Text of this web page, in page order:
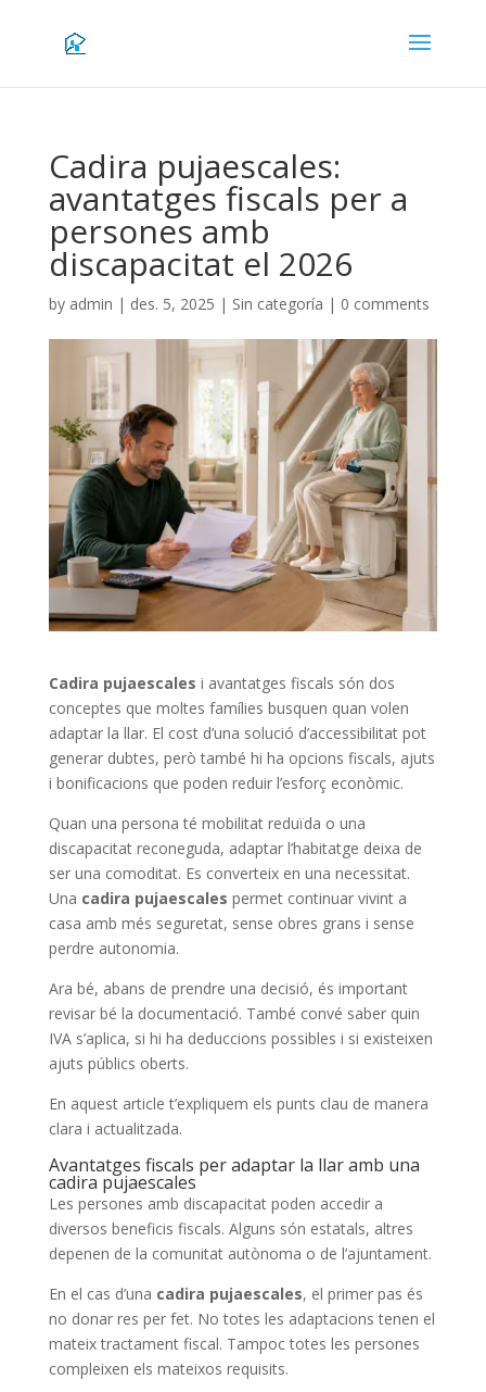
Cadira pujaescales:
avantatges fiscals per a
persones amb
discapacitat el 2026
by admin | des. 5, 2025 | Sin categoría | 0 comments
Cadira pujaescales i avantatges fiscals són dos
conceptes que moltes famílies busquen quan volen
adaptar la llar. El cost d’una solució d’accessibilitat pot
generar dubtes, però també hi ha opcions fiscals, ajuts
i bonificacions que poden reduir l’esforç econòmic.
Quan una persona té mobilitat reduïda o una
discapacitat reconeguda, adaptar l’habitatge deixa de
ser una comoditat. Es converteix en una necessitat.
Una cadira pujaescales permet continuar vivint a
casa amb més seguretat, sense obres grans i sense
perdre autonomia.
Ara bé, abans de prendre una decisió, és important
revisar bé la documentació. També convé saber quin
IVA s’aplica, si hi ha deduccions possibles i si existeixen
ajuts públics oberts.
En aquest article t’expliquem els punts clau de manera
clara i actualitzada.
Avantatges fiscals per adaptar la llar amb una
cadira pujaescales
Les persones amb discapacitat poden accedir a
diversos beneficis fiscals. Alguns són estatals, altres
depenen de la comunitat autònoma o de l’ajuntament.
En el cas d’una cadira pujaescales, el primer pas és
no donar res per fet. No totes les adaptacions tenen el
mateix tractament fiscal. Tampoc totes les persones
compleixen els mateixos requisits.